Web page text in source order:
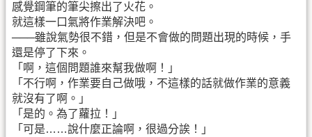
感覺鋼筆的筆尖擦出了火花。
就這樣一口氣將作業解決吧。
───雖說氣勢很不錯，但是不會做的問題出現的時候，手
還是停了下來。
「啊，這個問題誰來幫我做啊！」
「不行啊，作業要自己做哦，不這樣的話就做作業的意義
就沒有了啊。」
「是的。為了蘿拉！」
「可是……說什麼正論啊，很過分誒！」